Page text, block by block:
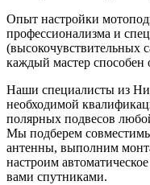
Опыт настройки
профессионализма и
(высокочувствительных
каждый мастер способен
Наши специалисты из
необходимой
полярных подвесов
Мы подберем
антенны, выполним
настроим
вами спутниками.